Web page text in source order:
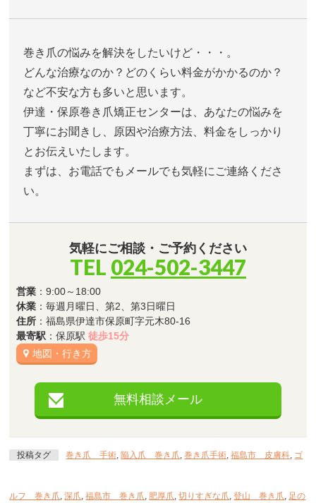
巻き爪の悩みを解決をしたいけど・・・。
どんな治療なのか？どのくらい料金がかかるのか？
など不安な方も多いと思います。
伊達・保原巻き爪矯正センターは、あなたの悩みを
丁寧にお聞きし、原因や治療方法、料金をしっかり
とお伝えいたします。
まずは、お電話でもメールでも気軽にご連絡くださ
い。
気軽にご相談・ご予約ください
TEL 024-502-3447
営業 ：9:00～18:00
休業 ：毎週月曜日、第2、第3日曜日
住所 ：福島県伊達市保原町字元木80-16
最寄駅 ：保原駅徒歩15分
地図・行き方
無料相談メール
投稿タグ 巻き爪 手術, 陥入爪 巻き爪,巻き爪手術,福島市 皮膚科, ゴ
ルフ 巻き爪,深爪,福島市 巻き爪, 肥厚爪,切りすぎな爪,登山 巻き爪, 足の